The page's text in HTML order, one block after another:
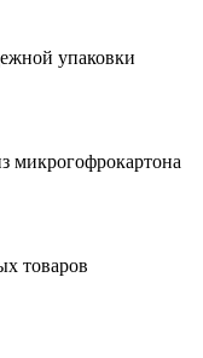
упаковки
микрогофрокартона
товаров